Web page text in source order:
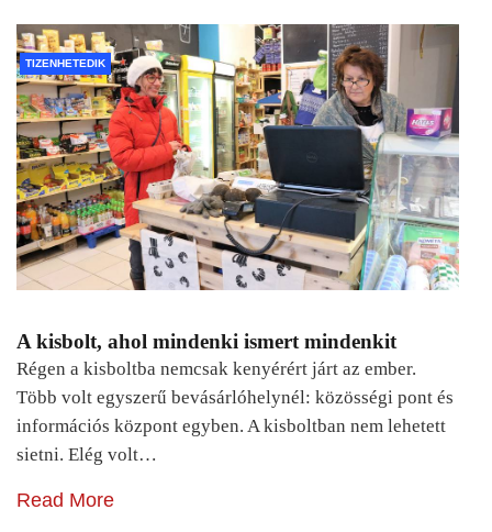
TIZENHETEDIK
A kisbolt, ahol mindenki ismert mindenkit
Régen a kisboltba nemcsak kenyérért járt az ember.
Több volt egyszerű bevásárlóhelynél: közösségi pont és
információs központ egyben. A kisboltban nem lehetett
sietni. Elég volt…
Read More